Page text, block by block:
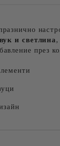
и светлина,
през